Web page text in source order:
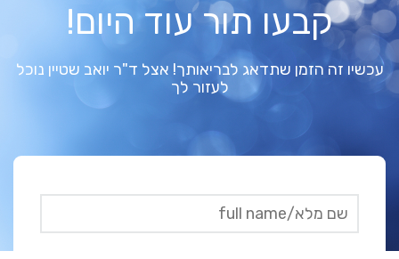
קבעו תור עוד היום!
עכשיו זה הזמן שתדאג לבריאותך! אצל ד"ר יואב שטיין נוכל
לעזור לך